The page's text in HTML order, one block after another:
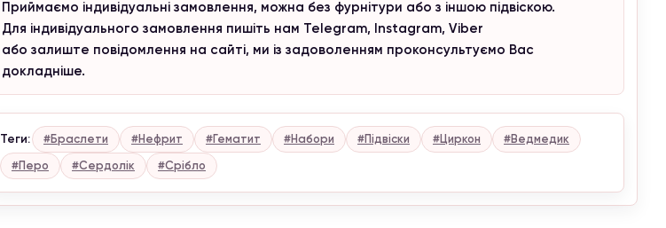
Приймаємо індивідуальні замовлення, можна без фурнітури або з іншою підвіскою.
Для індивідуального замовлення пишіть нам Telegram, Instagram, Viber
або залиште повідомлення на сайті, ми із задоволенням проконсультуємо Вас
докладніше.
Теги: #Браслети #Нефрит #Гематит #Набори #Підвіски #Циркон
#Ведмедик
#Перо
#Сердолік #Срібло